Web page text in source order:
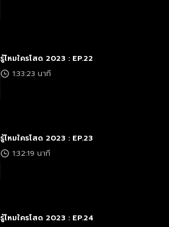
รู้ไหมใครโสด 2023 : EP.22
1:33:23 นาที
รู้ไหมใครโสด 2023 : EP.23
1:32:19 นาที
รู้ไหมใครโสด 2023 : EP.24